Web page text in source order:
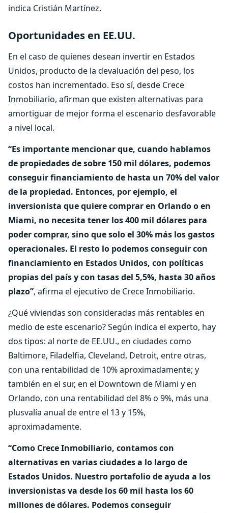
indica Cristián Martínez.
Oportunidades en EE.UU.
En el caso de quienes desean invertir en Estados
Unidos, producto de la devaluación del peso, los
costos han incrementado. Eso sí, desde Crece
Inmobiliario, afirman que existen alternativas para
amortiguar de mejor forma el escenario desfavorable
a nivel local.
“Es importante mencionar que, cuando hablamos
de propiedades de sobre 150 mil dólares, podemos
conseguir financiamiento de hasta un 70% del valor
de la propiedad. Entonces, por ejemplo, el
inversionista que quiere comprar en Orlando o en
Miami, no necesita tener los 400 mil dólares para
poder comprar, sino que solo el 30% más los gastos
operacionales. El resto lo podemos conseguir con
financiamiento en Estados Unidos, con políticas
propias del país y con tasas del 5,5%, hasta 30 años
plazo”, afirma el ejecutivo de Crece Inmobiliario.
¿Qué viviendas son consideradas más rentables en
medio de este escenario? Según indica el experto, hay
dos tipos: al norte de EE.UU., en ciudades como
Baltimore, Filadelfia, Cleveland, Detroit, entre otras,
con una rentabilidad de 10% aproximadamente; y
también en el sur, en el Downtown de Miami y en
Orlando, con una rentabilidad del 8% o 9%, más una
plusvalía anual de entre el 13 y 15%,
aproximadamente.
“Como Crece Inmobiliario, contamos con
alternativas en varias ciudades a lo largo de
Estados Unidos. Nuestro portafolio de ayuda a los
inversionistas va desde los 60 mil hasta los 60
millones de dólares. Podemos conseguir